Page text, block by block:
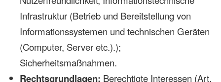
Infrastruktur (Betrieb und Bereitstellung von
Informationssystemen und technischen Geräten
(Computer, Server etc.).);
Sicherheitsmaßnahmen.
Rechtsgrundlagen: Berechtigte Interessen (Art.